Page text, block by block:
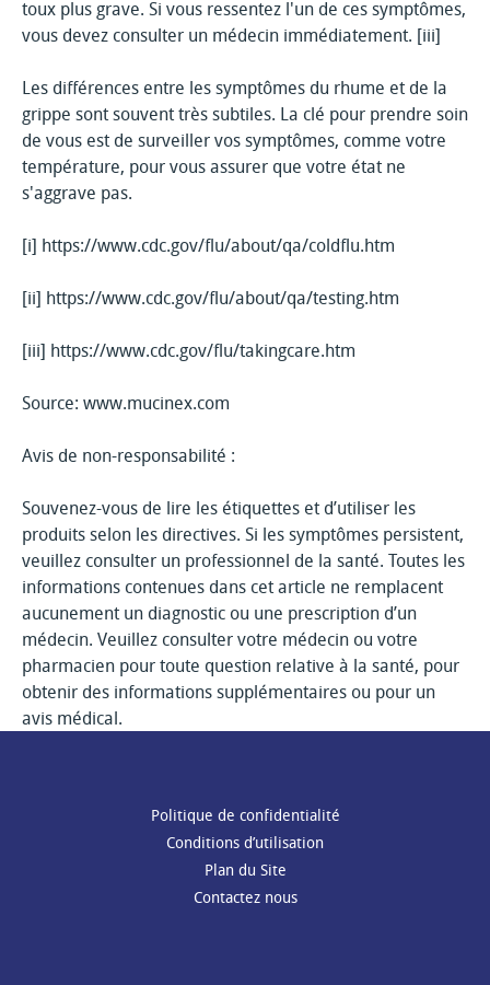
toux plus grave. Si vous ressentez l'un de ces symptômes,
vous devez consulter un médecin immédiatement. [iii]
Les différences entre les symptômes du rhume et de la
grippe sont souvent très subtiles. La clé pour prendre soin
de vous est de surveiller vos symptômes, comme votre
température, pour vous assurer que votre état ne
s'aggrave pas.
[i] https://www.cdc.gov/flu/about/qa/coldflu.htm
[ii] https://www.cdc.gov/flu/about/qa/testing.htm
[iii] https://www.cdc.gov/flu/takingcare.htm
Source: www.mucinex.com
Avis de non-responsabilité :
Souvenez-vous de lire les étiquettes et d’utiliser les
produits selon les directives. Si les symptômes persistent,
veuillez consulter un professionnel de la santé. Toutes les
informations contenues dans cet article ne remplacent
aucunement un diagnostic ou une prescription d’un
médecin. Veuillez consulter votre médecin ou votre
pharmacien pour toute question relative à la santé, pour
obtenir des informations supplémentaires ou pour un
avis médical.
Politique de confidentialité
Conditions d’utilisation
Plan du Site
Contactez nous